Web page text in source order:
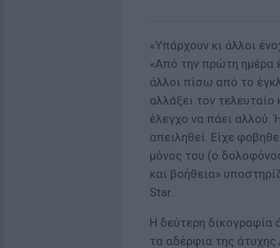
«Υπάρχουν κι άλλοι
«Από την πρώτη ημέρα
άλλοι πίσω από το
αλλάξει τον
έλεγχο να πάει αλλού.
απειληθεί. Είχε
μόνος του (ο
και βοήθεια»
Star.
Η δεύτερη δικογραφία
τα αδέρφια της